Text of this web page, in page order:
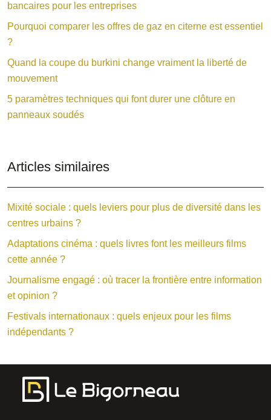
bancaires pour les entreprises
Pourquoi comparer les offres de gaz en citerne est essentiel
?
Quand la coupe du burkini change vraiment la liberté de
mouvement
5 paramètres techniques qui font durer une clôture en
panneaux soudés
Articles similaires
Mixité sociale : quels leviers pour plus de diversité dans les
centres urbains ?
Adaptations cinéma : quels livres font les meilleurs films
cette année ?
Journalisme engagé : où tracer la frontière entre information
et opinion ?
Festivals internationaux : quels enjeux pour les films
indépendants ?